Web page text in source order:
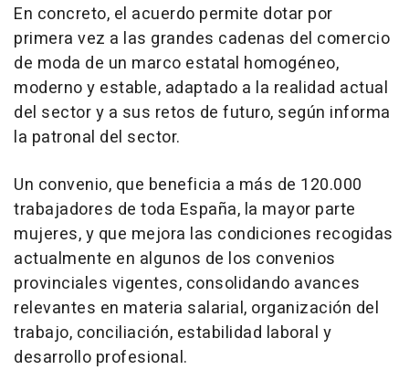
En concreto, el acuerdo permite dotar por
primera vez a las grandes cadenas del comercio
de moda de un marco estatal homogéneo,
moderno y estable, adaptado a la realidad actual
del sector y a sus retos de futuro, según informa
la patronal del sector.
Un convenio, que beneficia a más de 120.000
trabajadores de toda España, la mayor parte
mujeres, y que mejora las condiciones recogidas
actualmente en algunos de los convenios
provinciales vigentes, consolidando avances
relevantes en materia salarial, organización del
trabajo, conciliación, estabilidad laboral y
desarrollo profesional.